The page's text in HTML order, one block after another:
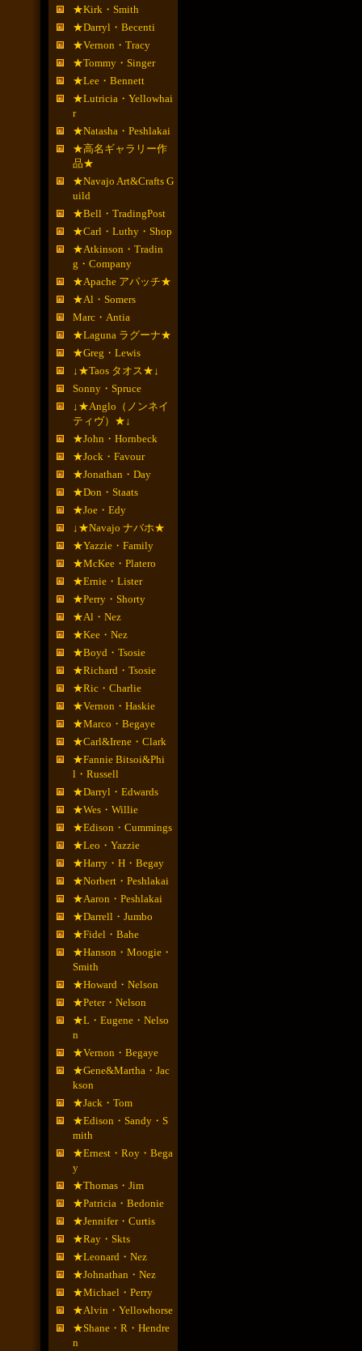
★Kirk・Smith
★Darryl・Becenti
★Vernon・Tracy
★Tommy・Singer
★Lee・Bennett
★Lutricia・Yellowhai
r
★Natasha・Peshlakai
★高名ギャラリー作
品★
★Navajo Art&Crafts G
uild
★Bell・TradingPost
★Carl・Luthy・Shop
★Atkinson・Tradin
g・Company
★Apache アパッチ★
★Al・Somers
Marc・Antia
★Laguna ラグーナ★
★Greg・Lewis
↓★Taos タオス★↓
Sonny・Spruce
↓★Anglo（ノンネイ
ティヴ）★↓
★John・Hornbeck
★Jock・Favour
★Jonathan・Day
★Don・Staats
★Joe・Edy
↓★Navajo ナバホ★
★Yazzie・Family
★McKee・Platero
★Ernie・Lister
★Perry・Shorty
★Al・Nez
★Kee・Nez
★Boyd・Tsosie
★Richard・Tsosie
★Ric・Charlie
★Vernon・Haskie
★Marco・Begaye
★Carl&Irene・Clark
★Fannie Bitsoi&Phi
l・Russell
★Darryl・Edwards
★Wes・Willie
★Edison・Cummings
★Leo・Yazzie
★Harry・H・Begay
★Norbert・Peshlakai
★Aaron・Peshlakai
★Darrell・Jumbo
★Fidel・Bahe
★Hanson・Moogie・
Smith
★Howard・Nelson
★Peter・Nelson
★L・Eugene・Nelso
n
★Vernon・Begaye
★Gene&Martha・Jac
kson
★Jack・Tom
★Edison・Sandy・S
mith
★Ernest・Roy・Bega
y
★Thomas・Jim
★Patricia・Bedonie
★Jennifer・Curtis
★Ray・Skts
★Leonard・Nez
★Johnathan・Nez
★Michael・Perry
★Alvin・Yellowhorse
★Shane・R・Hendre
n